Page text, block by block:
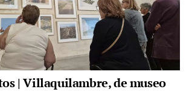
| Villaquilambre, de museo